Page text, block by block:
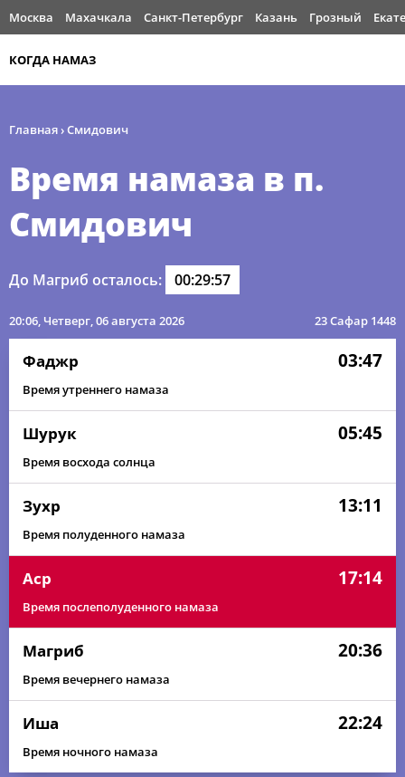
Москва Махачкала Санкт-Петербург Казань Грозный
КОГДА НАМАЗ
Главная›Смидович
Время намаза в п.
Смидович
До Магриб осталось: 00:29:57
20:06, Четверг, 06 августа 2026 23 Сафар 1448
Фаджр 03:47
Время утреннего намаза
Шурук 05:45
Время восхода солнца
Зухр 13:11
Время полуденного намаза
Аср 17:14
Время послеполуденного намаза
Магриб 20:36
Время вечернего намаза
Иша 22:24
Время ночного намаза